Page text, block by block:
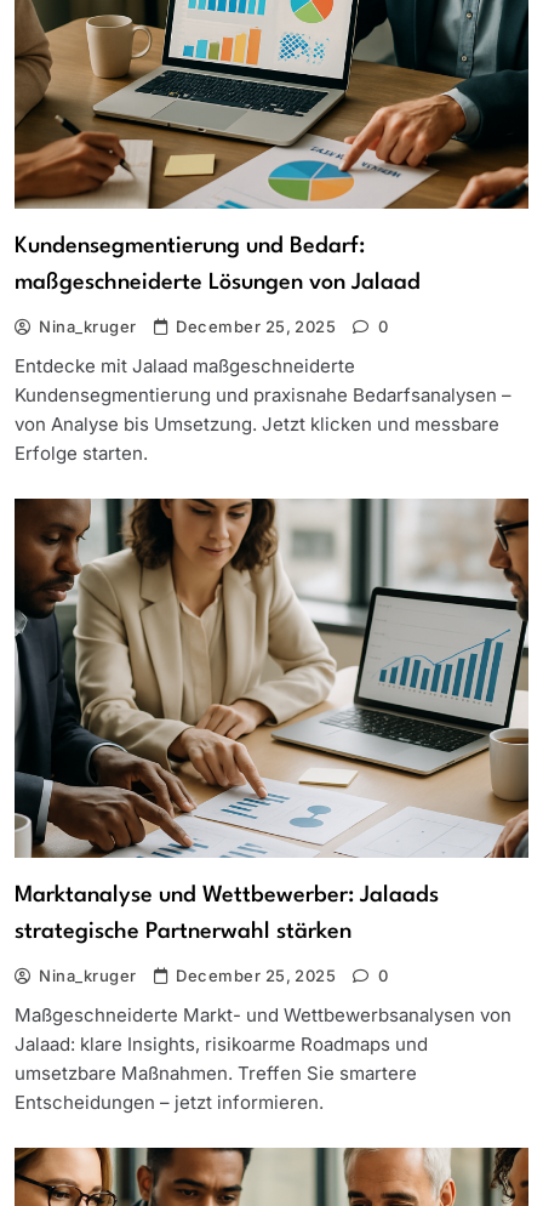
Kundensegmentierung und Bedarf:
maßgeschneiderte Lösungen von Jalaad
Nina_kruger December 25, 2025 0
Entdecke mit Jalaad maßgeschneiderte
Kundensegmentierung und praxisnahe Bedarfsanalysen –
von Analyse bis Umsetzung. Jetzt klicken und messbare
Erfolge starten.
Marktanalyse und Wettbewerber: Jalaads
strategische Partnerwahl stärken
Nina_kruger December 25, 2025 0
Maßgeschneiderte Markt- und Wettbewerbsanalysen von
Jalaad: klare Insights, risikoarme Roadmaps und
umsetzbare Maßnahmen. Treffen Sie smartere
Entscheidungen – jetzt informieren.